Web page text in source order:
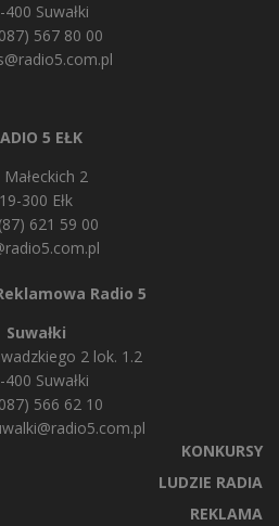
400 Suwałki
567 80 00
5 EŁK
Małeckich 2
19-300 Ełk
621 59 00
Radio 5
Suwałki
2 lok. 1.2
400 Suwałki
566 62 10
KONKURSY
LUDZIE RADIA
REKLAMA